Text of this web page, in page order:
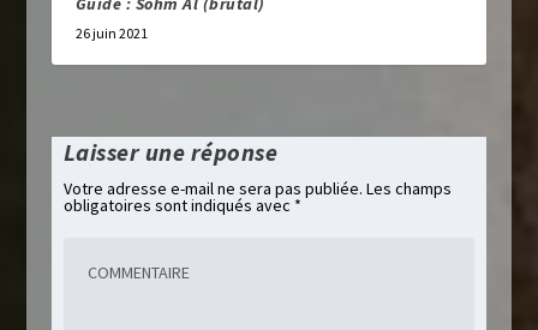
26 juin 2021
Laisser une réponse
Votre adresse e-mail ne sera pas publiée. Les champs
obligatoires sont indiqués avec *